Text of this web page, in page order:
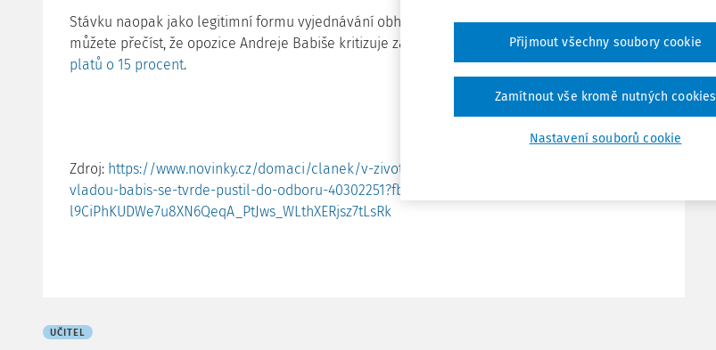
Stávku naopak jako legitimní formu vyjednávání obhajuje šéf ČSSD Jan Hamáček. V článku si
můžete přečíst, že opozice Andreje Babiše kritizuje za to, že
nedodržela daný slib navýšení
platů o 15 procent.
Zdroj: https://www.novinky.cz/domaci/clanek/v-zivote-nemeli-tolik-penez-ucitele-stoji-za-
vladou-babis-se-tvrde-pustil-do-odboru-40302251?fbclid=IwAR0HHYpHkrwFay-
l9CiPhKUDWe7u8XN6QeqA_PtJws_WLthXERjsz7tLsRk
UČITEL
Nastavení souborů cookie
Zamítnout vše kromě nutných cookies
Přijmout všechny soubory cookie